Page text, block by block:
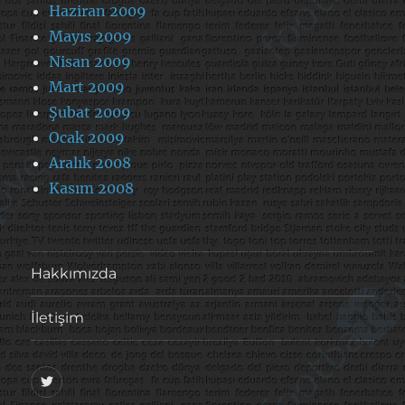
Haziran 2009
Mayıs 2009
Nisan 2009
Mart 2009
Şubat 2009
Ocak 2009
Aralık 2008
Kasım 2008
Hakkımızda
İletişim
@footballove